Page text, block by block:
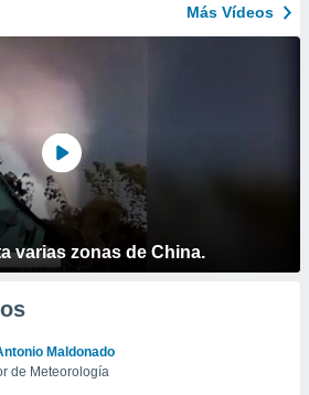
Más Vídeos
varias zonas de China.
Maldonado
de Meteorología